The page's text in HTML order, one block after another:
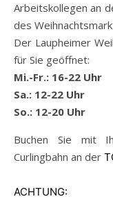
Arbeitskollegen an
des
Der Laupheimer
für Sie geöffnet:
Mi.-Fr.: 16-22 Uhr
Sa.: 12-22 Uhr
So.: 12-20 Uhr
Buchen Sie mit
Curlingbahn an der
ACHTUNG: